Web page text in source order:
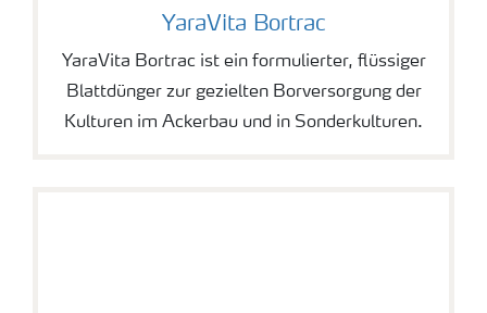
YaraVita Bortrac
YaraVita Bortrac
YaraVita Bortrac ist ein formulierter, flüssiger
Blattdünger zur gezielten Borversorgung der
Kulturen im Ackerbau und in Sonderkulturen.